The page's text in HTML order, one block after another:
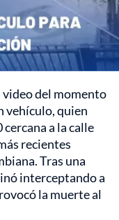
video del momento
vehículo, quien
a la calle
recientes
Tras una
interceptando a
la muerte al